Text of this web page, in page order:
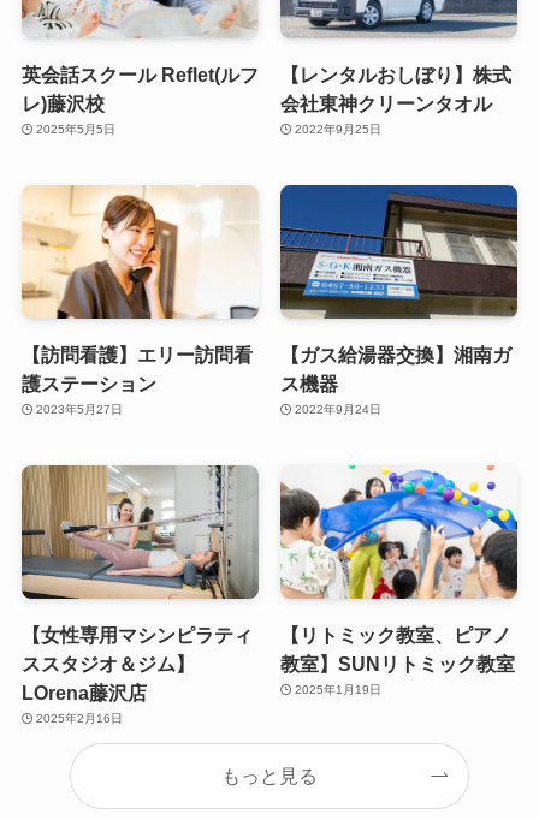
英会話スクール Reflet(ルフ
レ)藤沢校
2025年5月5日
【レンタルおしぼり】株式
会社東神クリーンタオル
2022年9月25日
【訪問看護】エリー訪問看
護ステーション
2023年5月27日
【ガス給湯器交換】湘南ガ
ス機器
2022年9月24日
【女性専用マシンピラティ
ススタジオ＆ジム】
LOrena藤沢店
2025年2月16日
【リトミック教室、ピアノ
教室】SUNリトミック教室
2025年1月19日
もっと見る